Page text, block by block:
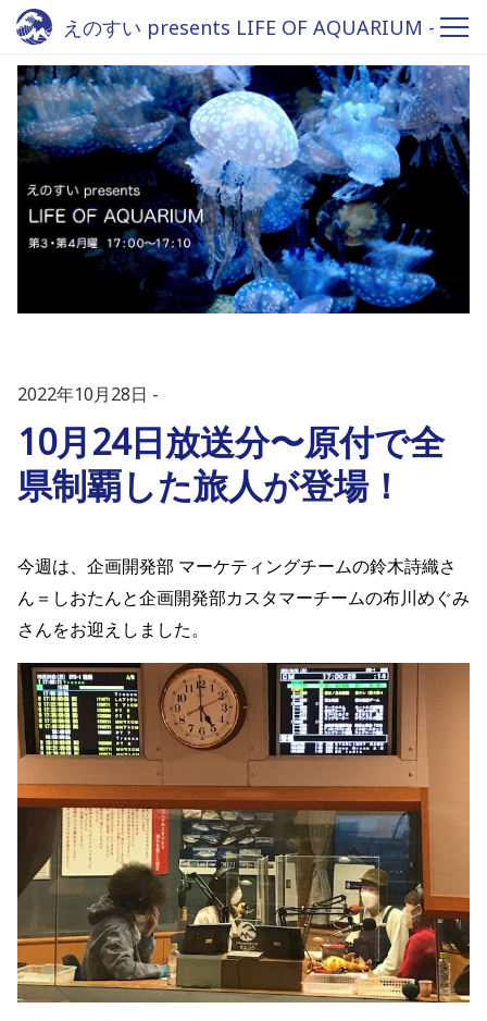
えのすい presents LIFE OF AQUARIUM -
Fm yokohama 84.7
2022年10月28日
10月24日放送分〜原付で全
県制覇した旅人が登場！
今週は、 企画開発部 マーケティングチームの鈴木詩織さ
ん＝しおたんと企画開発部カスタマーチームの布川めぐみ
さんをお迎えしました。